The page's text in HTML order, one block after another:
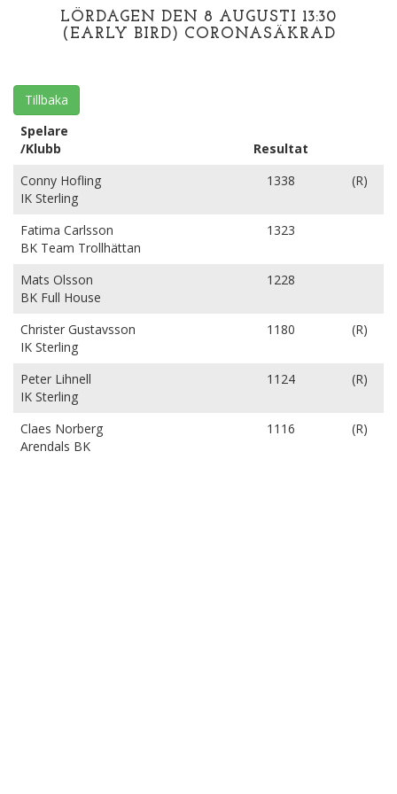
LÖRDAGEN DEN 8 AUGUSTI 13:30
(EARLY BIRD) CORONASÄKRAD
Tillbaka
Spelare
/Klubb
Resultat
Conny Hofling
IK Sterling
1338 (R)
Fatima Carlsson
BK Team Trollhättan
1323
Mats Olsson
BK Full House
1228
Christer Gustavsson
IK Sterling
1180 (R)
Peter Lihnell
IK Sterling
1124 (R)
Claes Norberg
Arendals BK
1116 (R)